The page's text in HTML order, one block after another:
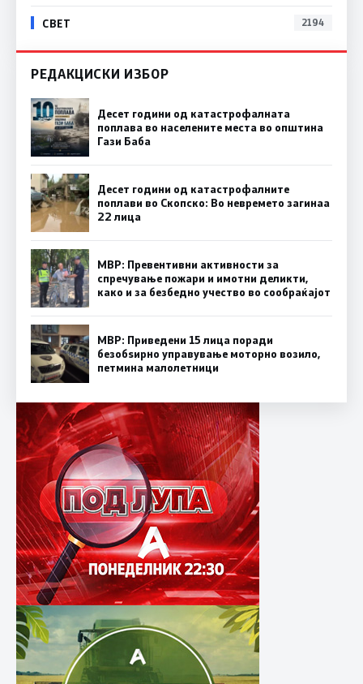
СВЕТ 2194
РЕДАКЦИСКИ ИЗБОР
Десет години од катастрофалната
поплава во населените места во општина
Гази Баба
Десет години од катастрофалните
поплави во Скопско: Во невремето загинаа
22 лица
МВР: Превентивни активности за
спречување пожари и имотни деликти,
како и за безбедно учество во сообраќајот
МВР: Приведени 15 лица поради
безобѕирно управување моторно возило,
петмина малолетници